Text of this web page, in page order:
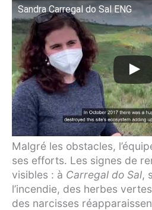
Sandra Carregal do Sal ENG
Malgré les obstacles,
ses efforts. Les signes de
visibles : à Carregal do Sal,
l’incendie, des herbes
des narcisses